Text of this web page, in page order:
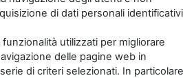
di dati personali identificativi
utilizzati per migliorare
delle pagine web in
di criteri selezionati. In particolare